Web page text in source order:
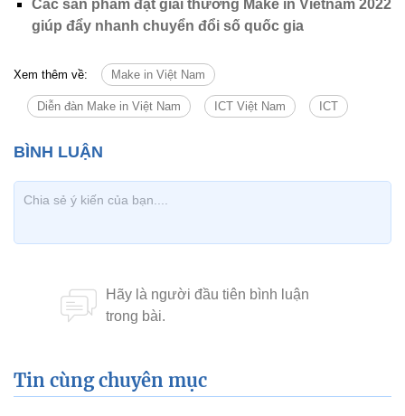
Các sản phẩm đạt giải thưởng Make in Vietnam 2022
giúp đẩy nhanh chuyển đổi số quốc gia
Xem thêm về: Make in Việt Nam
Diễn đàn Make in Việt Nam ICT Việt Nam ICT
Tin cùng chuyên mục